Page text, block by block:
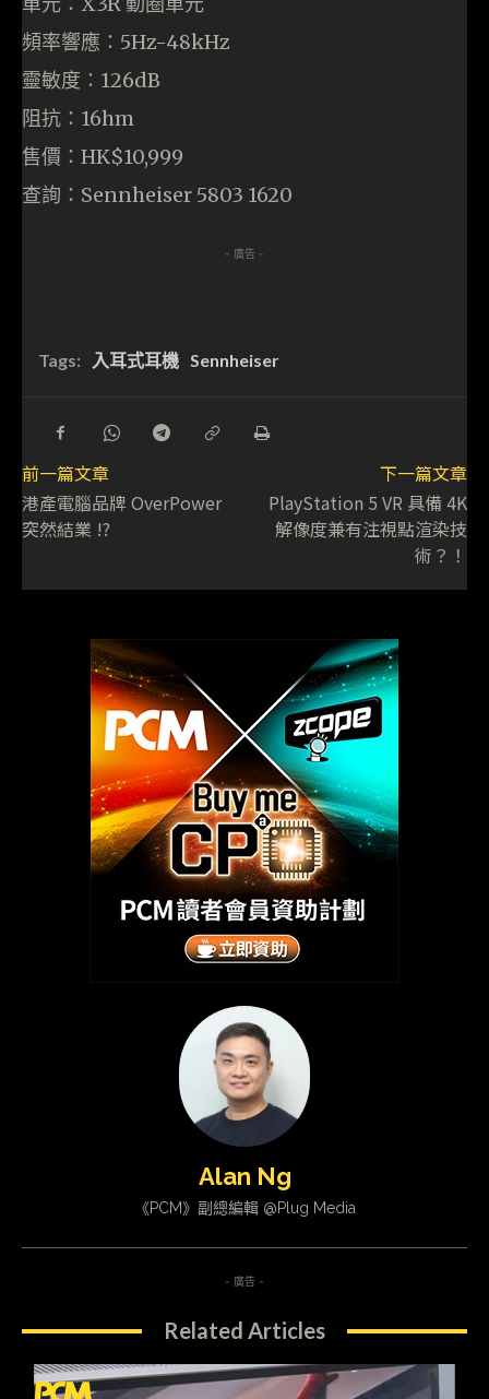
頻率響應：5Hz-48kHz
靈敏度：126dB
阻抗：16hm
售價：HK$10,999
查詢：Sennheiser 5803 1620
- 廣告 -
Tags: 入耳式耳機 Sennheiser
前一篇文章
港產電腦品牌 OverPower
突然結業 !?
下一篇文章
PlayStation 5 VR 具備 4K
解像度兼有注視點渲染技
術？！
Alan Ng
《PCM》副總編輯 @Plug Media
- 廣告 -
Related Articles